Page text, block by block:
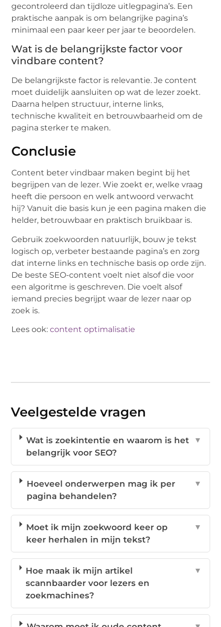
gecontroleerd dan tijdloze uitlegpagina’s. Een
praktische aanpak is om belangrijke pagina’s
minimaal een paar keer per jaar te beoordelen.
Wat is de belangrijkste factor voor
vindbare content?
De belangrijkste factor is relevantie. Je content
moet duidelijk aansluiten op wat de lezer zoekt.
Daarna helpen structuur, interne links,
technische kwaliteit en betrouwbaarheid om de
pagina sterker te maken.
Conclusie
Content beter vindbaar maken begint bij het
begrijpen van de lezer. Wie zoekt er, welke vraag
heeft die persoon en welk antwoord verwacht
hij? Vanuit die basis kun je een pagina maken die
helder, betrouwbaar en praktisch bruikbaar is.
Gebruik zoekwoorden natuurlijk, bouw je tekst
logisch op, verbeter bestaande pagina’s en zorg
dat interne links en technische basis op orde zijn.
De beste SEO-content voelt niet alsof die voor
een algoritme is geschreven. Die voelt alsof
iemand precies begrijpt waar de lezer naar op
zoek is.
Lees ook:content optimalisatie
Veelgestelde vragen
Wat is zoekintentie en waarom is het
belangrijk voor SEO?
▼
Hoeveel onderwerpen mag ik per
pagina behandelen?
▼
Moet ik mijn zoekwoord keer op
keer herhalen in mijn tekst?
▼
Hoe maak ik mijn artikel
scannbaarder voor lezers en
zoekmachines?
▼